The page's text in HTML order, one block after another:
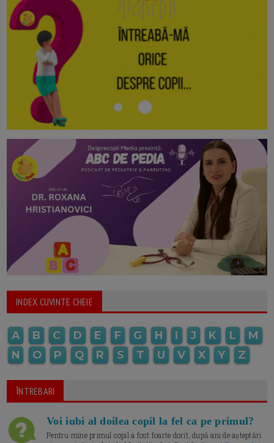
INDEX CUVINTE CHEIE
A B C D E F G H I J K L
M
N
O P Q R S T U V X Y Z
ÎNTREBARI
Voi iubi al doilea copil la fel ca pe primul?
Pentru mine primul copil a fost foarte dorit, după ani de așteptări